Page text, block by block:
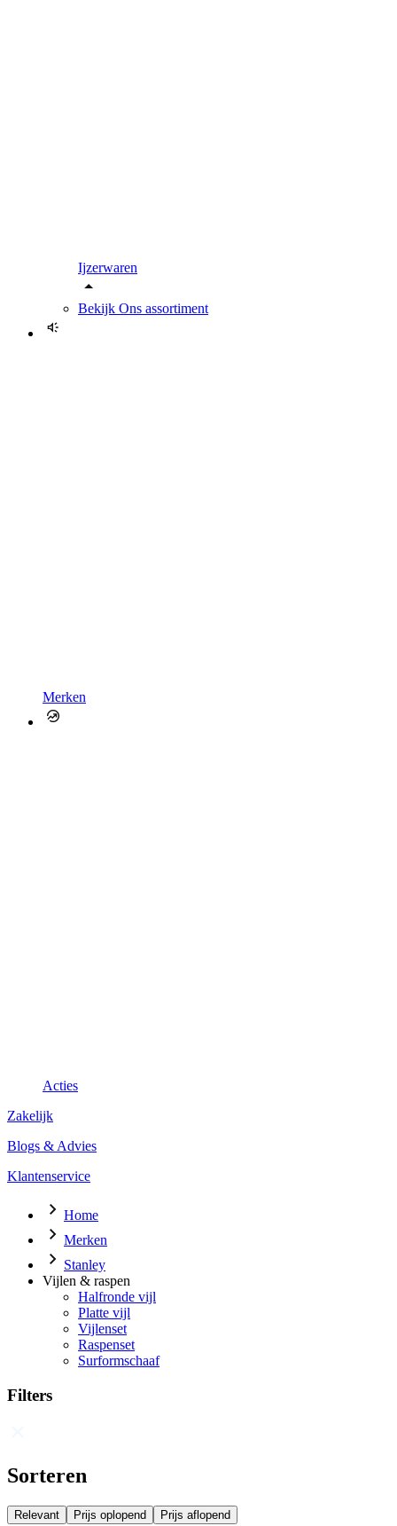
Ijzerwaren
Bekijk Ons assortiment
Merken
Acties
Zakelijk
Blogs & Advies
Klantenservice
Home
Merken
Stanley
Vijlen & raspen
Halfronde vijl
Platte vijl
Vijlenset
Raspenset
Surformschaaf
Filters
Sorteren
Relevant Prijs oplopend Prijs aflopend